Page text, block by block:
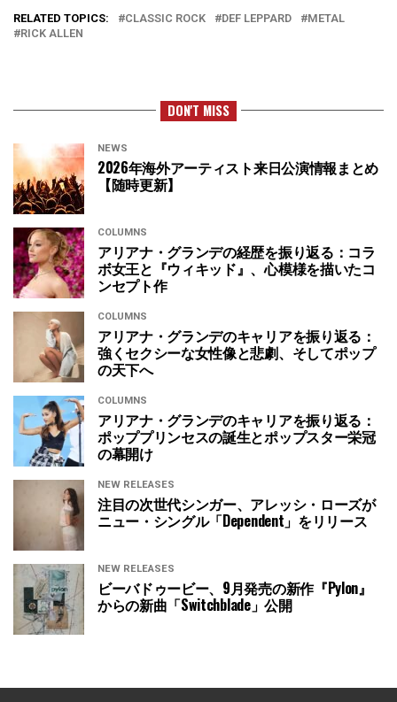
RELATED TOPICS: CLASSIC ROCK DEF LEPPARD
METAL
RICK ALLEN
DON'T MISS
NEWS
2026年海外アーティスト来日公演情報まとめ
【随時更新】
COLUMNS
アリアナ・グランデの経歴を振り返る：コラ
ボ女王と『ウィキッド』、心模様を描いたコ
ンセプト作
COLUMNS
アリアナ・グランデのキャリアを振り返る：
強くセクシーな女性像と悲劇、そしてポップ
の天下へ
COLUMNS
アリアナ・グランデのキャリアを振り返る：
ポッププリンセスの誕生とポップスター栄冠
の幕開け
NEW RELEASES
注目の次世代シンガー、アレッシ・ローズが
ニュー・シングル「Dependent」をリリース
NEW RELEASES
ビーバドゥービー、9月発売の新作『Pylon』
からの新曲「Switchblade」公開